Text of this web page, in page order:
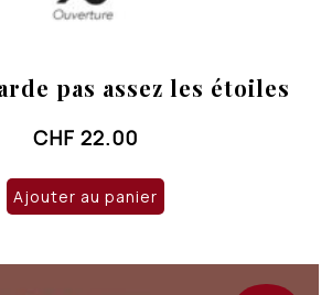
pas assez les étoiles
CHF 22.00
Ajouter au panier